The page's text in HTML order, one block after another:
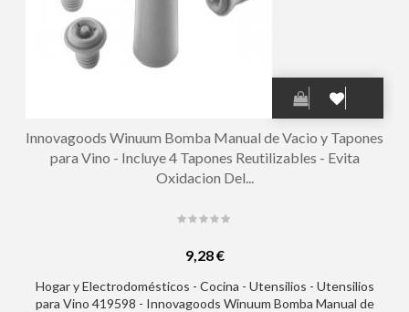
Innovagoods Winuum Bomba Manual de Vacio y Tapones
para Vino - Incluye 4 Tapones Reutilizables - Evita
Oxidacion Del...
9,28 €
Hogar y Electrodomésticos - Cocina - Utensilios - Utensilios
para Vino 419598 - Innovagoods Winuum Bomba Manual de